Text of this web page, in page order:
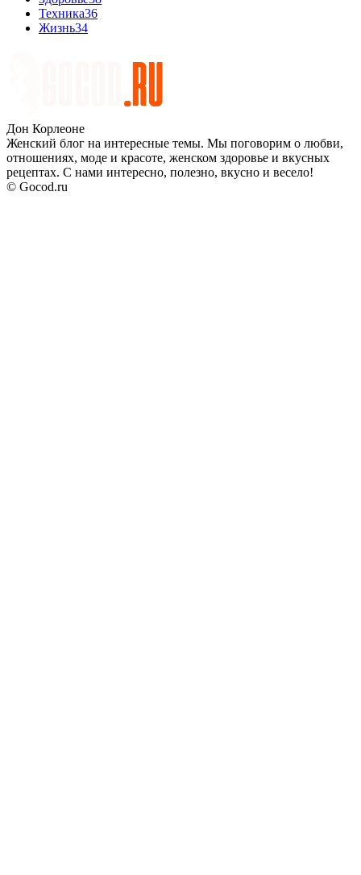
Техника36
Жизнь34
Дон Корлеоне
Женский блог на интересные темы. Мы поговорим о любви,
отношениях, моде и красоте, женском здоровье и вкусных
рецептах. С нами интересно, полезно, вкусно и весело!
© Gocod.ru